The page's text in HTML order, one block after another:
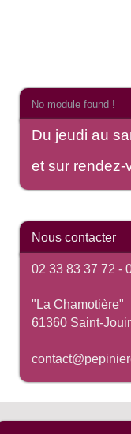
No module found !
Du jeudi au
et sur rendez-
Nous contacter
02 33 83 37 72 -
"La Chamotière"
61360 Saint-